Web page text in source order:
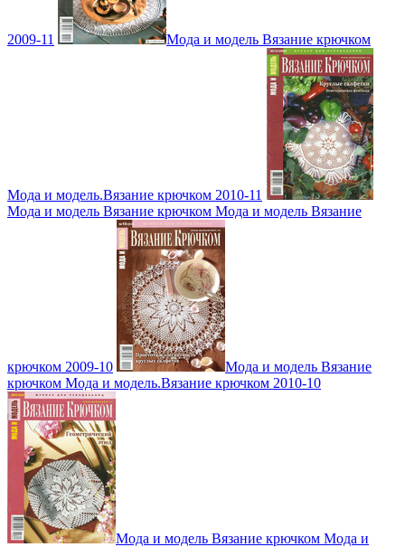
2009-11 Мода и модель Вязание крючком
Мода и модель.Вязание крючком 2010-11
Мода и модель Вязание крючком Мода и модель Вязание
крючком 2009-10
Мода и модель Вязание
крючком Мода и модель.Вязание крючком 2010-10
Мода и модель Вязание крючком Мода и